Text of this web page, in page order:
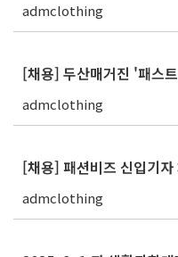
admclothing
[채용] 두산매거진 '패스
admclothing
[채용] 패션비즈 신입기자
admclothing